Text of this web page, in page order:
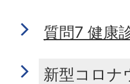
質問7 健康
新型コロナ